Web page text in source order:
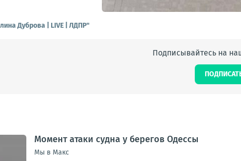
Дуброва | LIVE | ЛДПР"
Подписывайтесь на
Момент атаки судна у берегов Одессы
Мы в Макс